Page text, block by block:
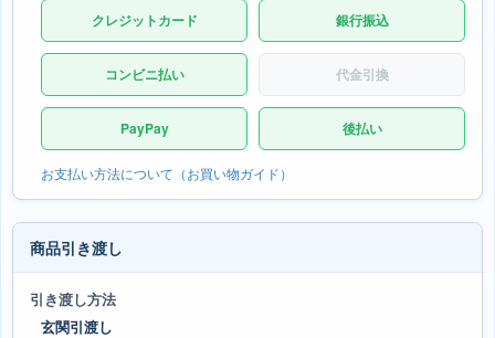
クレジットカード 銀行振込
コンビニ払い 代金引換
PayPay 後払い
お支払い方法について（お買い物ガイド）
商品引き渡し
引き渡し方法
玄関引渡し